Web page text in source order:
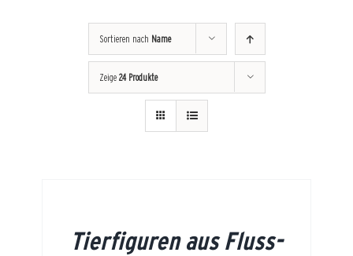
Sortieren nach Name
Zeige 24 Produkte
Tierfiguren aus Fluss-